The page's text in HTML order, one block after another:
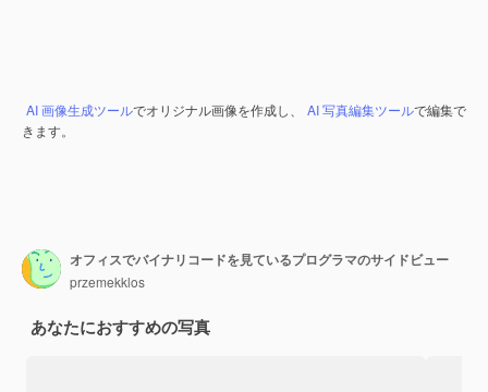
AI 画像生成ツールでオリジナル画像を作成し、 AI 写真編集ツールで編集で
きます。
オフィスでバイナリコードを見ているプログラマのサイドビュー
przemekklos
あなたにおすすめの写真